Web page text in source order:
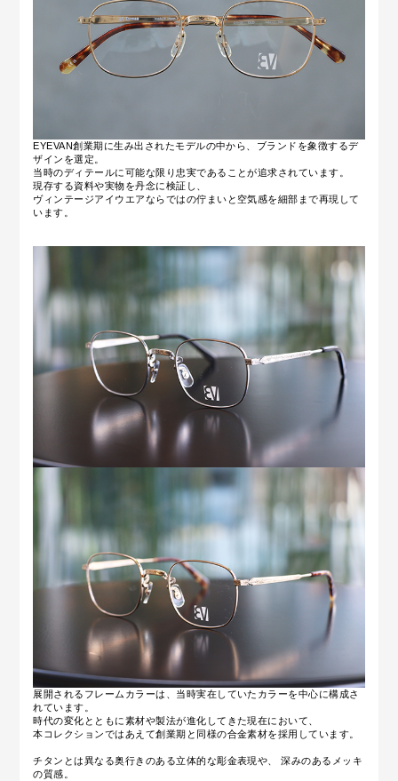
EYEVAN創業期に生み出されたモデルの中から、ブランドを象徴するデ
ザインを選定。
当時のディテールに可能な限り忠実であることが追求されています。
現存する資料や実物を丹念に検証し、
ヴィンテージアイウエアならではの佇まいと空気感を細部まで再現して
います。
展開されるフレームカラーは、当時実在していたカラーを中心に構成さ
れています。
時代の変化とともに素材や製法が進化してきた現在において、
本コレクションではあえて創業期と同様の合金素材を採用しています。
チタンとは異なる奥行きのある立体的な彫金表現や、 深みのあるメッキ
の質感。